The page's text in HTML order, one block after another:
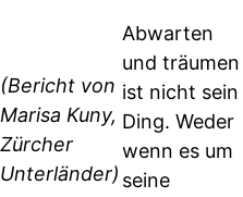
(Bericht von
Marisa Kuny,
Zürcher
Unterländer)
Abwarten
und träumen
ist nicht sein
Ding. Weder
wenn es um
seine